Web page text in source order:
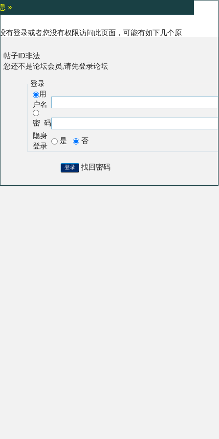
»
有登录或者您没有权限访问此页面，可能有如下几个原
帖子ID非法
您还不是论坛会员,请先登录论坛
登录
用
户名
密 码
隐身
登录
是 否
找回密码